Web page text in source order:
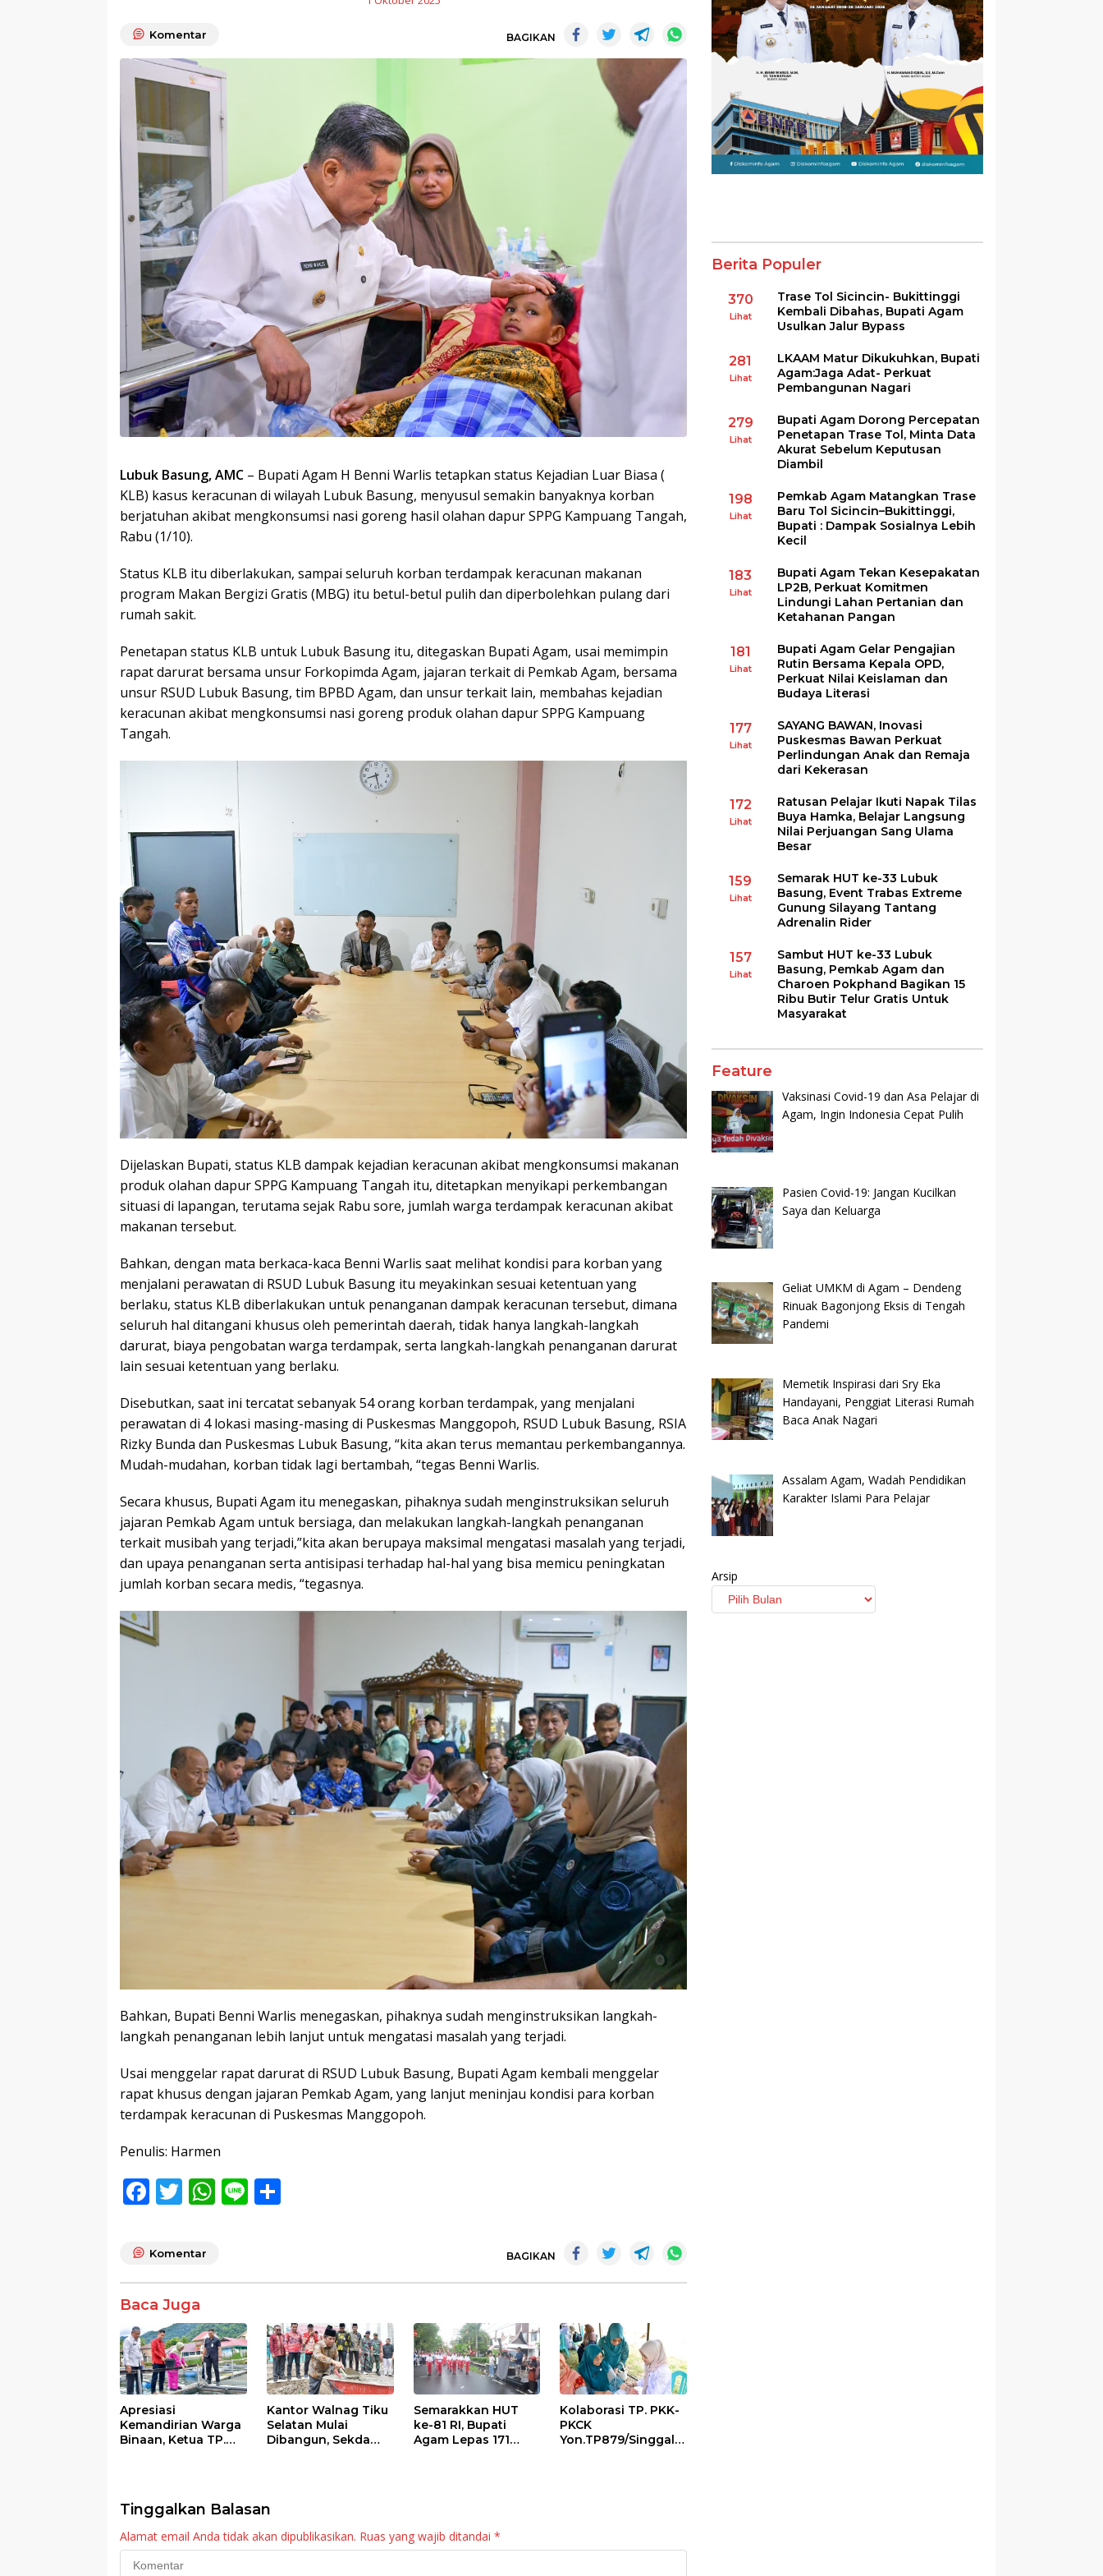
Komentar BAGIKAN
Lubuk Basung, AMC – Bupati Agam H Benni Warlis tetapkan status Kejadian Luar Biasa (
KLB) kasus keracunan di wilayah Lubuk Basung, menyusul semakin banyaknya korban
berjatuhan akibat mengkonsumsi nasi goreng hasil olahan dapur SPPG Kampuang Tangah,
Rabu (1/10).
Status KLB itu diberlakukan, sampai seluruh korban terdampak keracunan makanan
program Makan Bergizi Gratis (MBG) itu betul-betul pulih dan diperbolehkan pulang dari
rumah sakit.
Penetapan status KLB untuk Lubuk Basung itu, ditegaskan Bupati Agam, usai memimpin
rapat darurat bersama unsur Forkopimda Agam, jajaran terkait di Pemkab Agam, bersama
unsur RSUD Lubuk Basung, tim BPBD Agam, dan unsur terkait lain, membahas kejadian
keracunan akibat mengkonsumsi nasi goreng produk olahan dapur SPPG Kampuang
Tangah.
Dijelaskan Bupati, status KLB dampak kejadian keracunan akibat mengkonsumsi makanan
produk olahan dapur SPPG Kampuang Tangah itu, ditetapkan menyikapi perkembangan
situasi di lapangan, terutama sejak Rabu sore, jumlah warga terdampak keracunan akibat
makanan tersebut.
Bahkan, dengan mata berkaca-kaca Benni Warlis saat melihat kondisi para korban yang
menjalani perawatan di RSUD Lubuk Basung itu meyakinkan sesuai ketentuan yang
berlaku, status KLB diberlakukan untuk penanganan dampak keracunan tersebut, dimana
seluruh hal ditangani khusus oleh pemerintah daerah, tidak hanya langkah-langkah
darurat, biaya pengobatan warga terdampak, serta langkah-langkah penanganan darurat
lain sesuai ketentuan yang berlaku.
Disebutkan, saat ini tercatat sebanyak 54 orang korban terdampak, yang menjalani
perawatan di 4 lokasi masing-masing di Puskesmas Manggopoh, RSUD Lubuk Basung, RSIA
Rizky Bunda dan Puskesmas Lubuk Basung, “kita akan terus memantau perkembangannya.
Mudah-mudahan, korban tidak lagi bertambah, “tegas Benni Warlis.
Secara khusus, Bupati Agam itu menegaskan, pihaknya sudah menginstruksikan seluruh
jajaran Pemkab Agam untuk bersiaga, dan melakukan langkah-langkah penanganan
terkait musibah yang terjadi,”kita akan berupaya maksimal mengatasi masalah yang terjadi,
dan upaya penanganan serta antisipasi terhadap hal-hal yang bisa memicu peningkatan
jumlah korban secara medis, “tegasnya.
Bahkan, Bupati Benni Warlis menegaskan, pihaknya sudah menginstruksikan langkah-
langkah penanganan lebih lanjut untuk mengatasi masalah yang terjadi.
Usai menggelar rapat darurat di RSUD Lubuk Basung, Bupati Agam kembali menggelar
rapat khusus dengan jajaran Pemkab Agam, yang lanjut meninjau kondisi para korban
terdampak keracunan di Puskesmas Manggopoh.
Penulis: Harmen
F
e
o
o
k
T
itt
W
p
p
Li
Komentar BAGIKAN
Baca Juga
Apresiasi
Kemandirian Warga
Binaan, Ketua TP.
Maninjau
Kantor Walnag Tiku
Selatan Mulai
Dibangun, Sekda
Semarakkan HUT
ke-81 RI, Bupati
Agam Lepas 171
Kolaborasi TP. PKK-
PKCK
Yon.TP879/Singgala
Tinggalkan Balasan
Alamat email Anda tidak akan dipublikasikan. Ruas yang wajib ditandai *
Berita Populer
370
Lihat
Trase Tol Sicincin- Bukittinggi
Kembali Dibahas, Bupati Agam
Usulkan Jalur Bypass
281
Lihat
LKAAM Matur Dikukuhkan, Bupati
Agam:Jaga Adat- Perkuat
Pembangunan Nagari
279
Lihat
Bupati Agam Dorong Percepatan
Penetapan Trase Tol, Minta Data
Akurat Sebelum Keputusan
Diambil
198
Lihat
Pemkab Agam Matangkan Trase
Baru Tol Sicincin–Bukittinggi,
Bupati : Dampak Sosialnya Lebih
Kecil
183
Lihat
Bupati Agam Tekan Kesepakatan
LP2B, Perkuat Komitmen
Lindungi Lahan Pertanian dan
Ketahanan Pangan
181
Lihat
Bupati Agam Gelar Pengajian
Rutin Bersama Kepala OPD,
Perkuat Nilai Keislaman dan
Budaya Literasi
177
Lihat
SAYANG BAWAN, Inovasi
Puskesmas Bawan Perkuat
Perlindungan Anak dan Remaja
dari Kekerasan
172
Lihat
Ratusan Pelajar Ikuti Napak Tilas
Buya Hamka, Belajar Langsung
Nilai Perjuangan Sang Ulama
Besar
159
Lihat
Semarak HUT ke-33 Lubuk
Basung, Event Trabas Extreme
Gunung Silayang Tantang
Adrenalin Rider
157
Lihat
Sambut HUT ke-33 Lubuk
Basung, Pemkab Agam dan
Charoen Pokphand Bagikan 15
Ribu Butir Telur Gratis Untuk
Masyarakat
Feature
Vaksinasi Covid-19 dan Asa Pelajar di
Agam, Ingin Indonesia Cepat Pulih
Pasien Covid-19: Jangan Kucilkan
Saya dan Keluarga
Geliat UMKM di Agam – Dendeng
Rinuak Bagonjong Eksis di Tengah
Pandemi
Memetik Inspirasi dari Sry Eka
Handayani, Penggiat Literasi Rumah
Baca Anak Nagari
Assalam Agam, Wadah Pendidikan
Karakter Islami Para Pelajar
Arsip